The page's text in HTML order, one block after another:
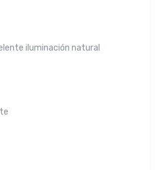
iluminación natural